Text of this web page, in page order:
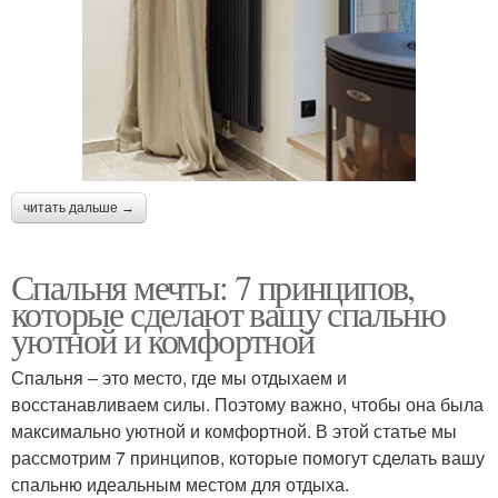
читать дальше →
Спальня мечты: 7 принципов,
которые сделают вашу спальню
уютной и комфортной
Спальня – это место, где мы отдыхаем и
восстанавливаем силы. Поэтому важно, чтобы она была
максимально уютной и комфортной. В этой статье мы
рассмотрим 7 принципов, которые помогут сделать вашу
спальню идеальным местом для отдыха.